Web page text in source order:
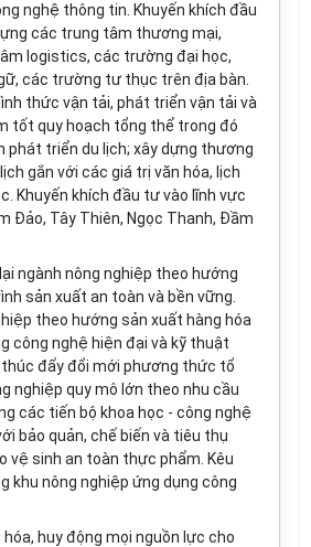
nghệ thông tin. Khuyến khích đầu
các trung tâm thương mại,
logistics, các trường đại học,
các trường tư thục trên địa bàn.
thức vận tải, phát triển vận tải và
tốt quy hoạch tổng thể trong đó
phát triển du lịch; xây dựng thương
gắn với các giá trị văn hóa, lịch
Khuyến khích đầu tư vào lĩnh vực
Đảo, Tây Thiên, Ngọc Thanh, Đầm
ngành nông nghiệp theo hướng
sản xuất an toàn và bền vững.
theo hướng sản xuất hàng hóa
công nghệ hiện đại và kỹ thuật
đẩy đổi mới phương thức tổ
nghiệp quy mô lớn theo nhu cầu
các tiến bộ khoa học - công nghệ
bảo quản, chế biến và tiêu thụ
vệ sinh an toàn thực phẩm. Kêu
khu nông nghiệp ứng dụng công
huy động mọi nguồn lực cho